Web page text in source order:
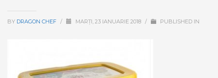
BY DRAGON CHEF / MARȚI, 23 IANUARIE 2018 / PUBLISHED IN